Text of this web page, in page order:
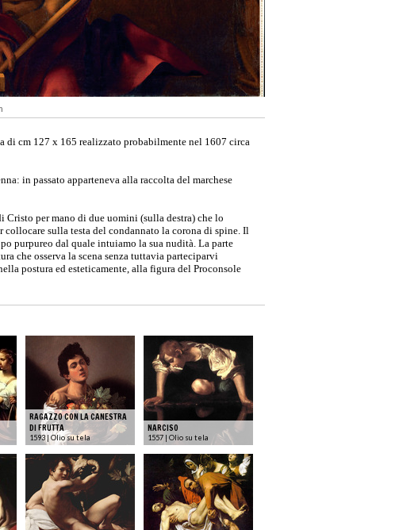
cm 127 x 165 realizzato probabilmente nel 1607 circa
in passato apparteneva alla raccolta del marchese
per mano di due uomini (sulla destra) che lo
sulla testa del condannato la corona di spine. Il
purpureo dal quale intuiamo la sua nudità. La parte
che osserva la scena senza tuttavia parteciparvi
postura ed esteticamente, alla figura del Proconsole
RAGAZZO CON LA CANESTRA
DI FRUTTA
1593 | Olio su tela
NARCISO
1557 | Olio su tela